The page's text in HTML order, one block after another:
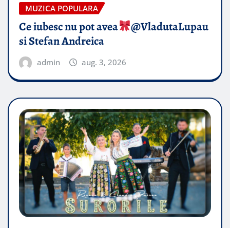
MUZICA POPULARA
Ce iubesc nu pot avea
​@VladutaLupau
si Stefan Andreica
admin aug. 3, 2026